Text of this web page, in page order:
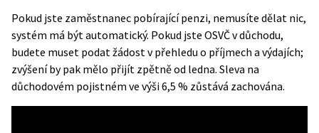
Pokud jste zaměstnanec pobírající penzi, nemusíte dělat nic,
systém má být automatický. Pokud jste OSVČ v důchodu,
budete muset podat žádost v přehledu o příjmech a výdajích;
zvýšení by pak mělo přijít zpětně od ledna. Sleva na
důchodovém pojistném ve výši 6,5 % zůstává zachována.